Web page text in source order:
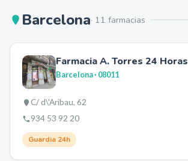
Barcelona· 11 farmacias
Farmacia A. Torres 24 Horas
Barcelona· 08011
C/ d\'Aribau, 62
934 53 92 20
Guardia 24h